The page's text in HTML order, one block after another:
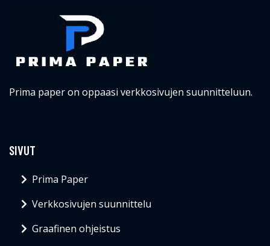
Prima paper on oppaasi verkkosivujen suunnitteluun.
SIVUT
Prima Paper
Verkkosivujen suunnittelu
Graafinen ohjeistus